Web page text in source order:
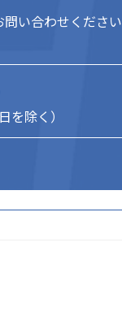
い合わせください
を除く）